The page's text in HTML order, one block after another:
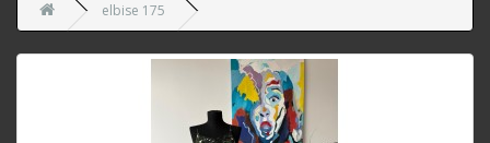
elbise 175